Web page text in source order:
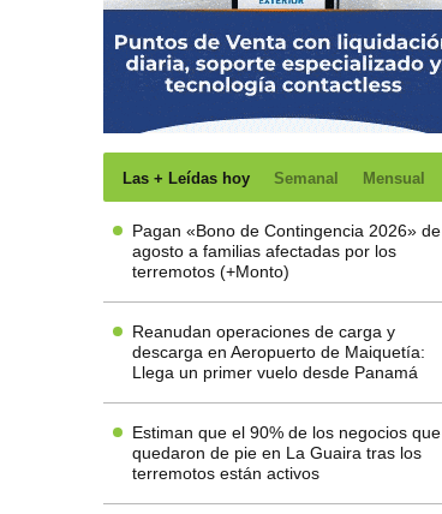
Las + Leídas hoy Semanal Mensual
Pagan «Bono de Contingencia 2026» de
agosto a familias afectadas por los
terremotos (+Monto)
Reanudan operaciones de carga y
descarga en Aeropuerto de Maiquetía:
Llega un primer vuelo desde Panamá
Estiman que el 90% de los negocios que
quedaron de pie en La Guaira tras los
terremotos están activos